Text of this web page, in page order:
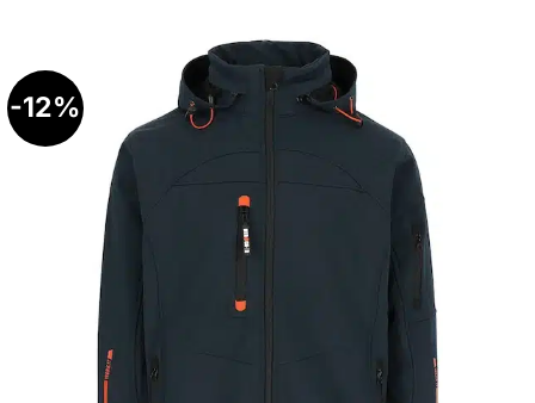
-12%